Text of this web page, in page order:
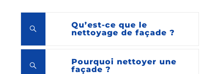
Qu’est-ce que le
nettoyage de façade ?
Pourquoi nettoyer une
façade ?